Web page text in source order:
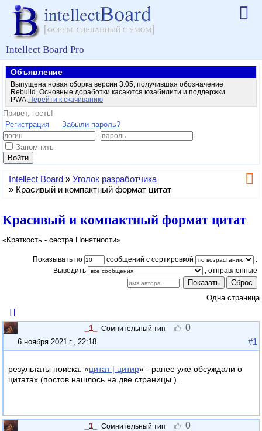
Intellect Board Pro
Объявление
Выпущена новая сборка версии 3.05, получившая обозначение
Rebuild. Основные доработки касаются юзабилити и поддержки
PWA. Перейти к скачиванию
Привет, гость!
Регистрация
Забыли пароль?
Запомнить
Войти
Intellect Board » Уголок разработчика
» Красивый и компактный формат цитат
Красивый и компактный формат цитат
«Краткость - сестра Понятности»
Показывать по сообщений с сортировкой
Выводить
Показать
Сброс
Одна страница
_1_ Сомнительный тип 0
6 ноября 2021 г., 22:18 #1
результаты поиска: «цитат | цитир» - ранее уже обсуждали о
цитатах (постов нашлось на две страницы ).
_1_ Сомнительный тип 0